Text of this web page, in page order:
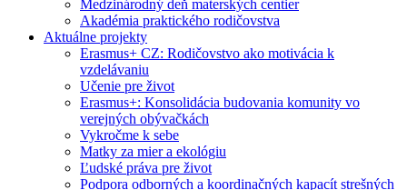
Medzinárodný deň materských centier
Akadémia praktického rodičovstva
Aktuálne projekty
Erasmus+ CZ: Rodičovstvo ako motivácia k
vzdelávaniu
Učenie pre život
Erasmus+: Konsolidácia budovania komunity vo
verejných obývačkách
Vykročme k sebe
Matky za mier a ekológiu
Ľudské práva pre život
Podpora odborných a koordinačných kapacít strešných